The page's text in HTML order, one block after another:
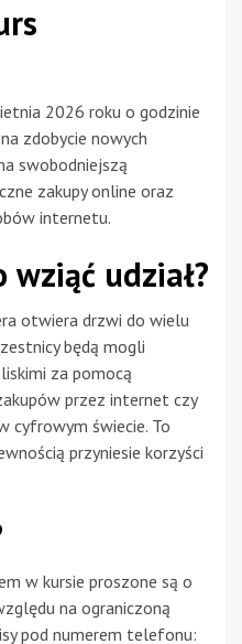
2026 roku o godzinie
zdobycie nowych
swobodniejszą
zakupy online oraz
internetu.
udział?
otwiera drzwi do wielu
będą mogli
za pomocą
przez internet czy
cyfrowym świecie. To
przyniesie korzyści
w kursie proszone są o
na ograniczoną
pod numerem telefonu: